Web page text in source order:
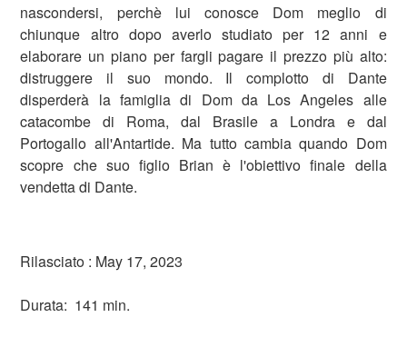
nascondersi, perchè lui conosce Dom meglio di
chiunque altro dopo averlo studiato per 12 anni e
elaborare un piano per fargli pagare il prezzo più alto:
distruggere il suo mondo. Il complotto di Dante
disperderà la famiglia di Dom da Los Angeles alle
catacombe di Roma, dal Brasile a Londra e dal
Portogallo all'Antartide. Ma tutto cambia quando Dom
scopre che suo figlio Brian è l'obiettivo finale della
vendetta di Dante.
Rilasciato : May 17, 2023
Durata: 141 min.